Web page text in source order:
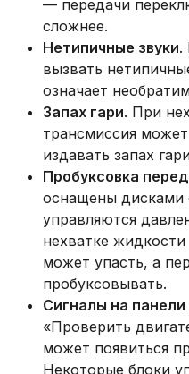
— передачи
сложнее.
Нетипичные звуки.
вызвать
означает
Запах гари. При
трансмиссия
издавать запах
Пробуксовка
оснащены дисками
управляются
нехватке
может упасть, а
пробуксовывать.
Сигналы на панели
«Проверить
может появиться
Некоторые блоки